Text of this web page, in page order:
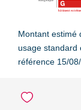
Montant estimé
usage standard
référence 15/08/